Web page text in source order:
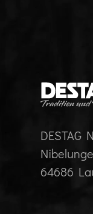
DESTAG
64686